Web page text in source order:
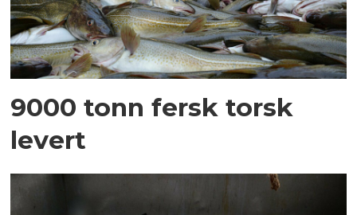
9000 tonn fersk torsk
levert